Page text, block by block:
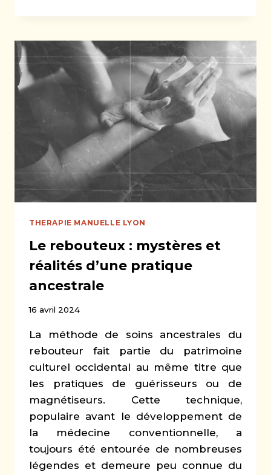
UNE
GLOBALE
POUR
SOULAGER
VOS
TROUBLES
MUSCULO-
SQUELETTIQUES
THERAPIE MANUELLE LYON
Le rebouteux : mystères et
réalités d’une pratique
ancestrale
16 avril 2024
La méthode de soins ancestrales du
rebouteur fait partie du patrimoine
culturel occidental au même titre que
les pratiques de guérisseurs ou de
magnétiseurs. Cette technique,
populaire avant le développement de
la médecine conventionnelle, a
toujours été entourée de nombreuses
légendes et demeure peu connue du